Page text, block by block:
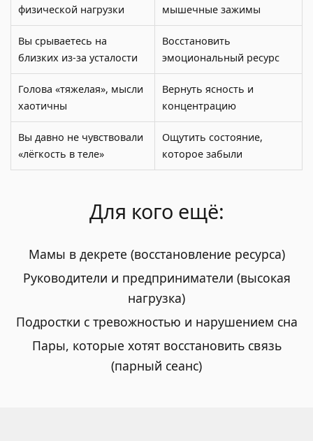
физической нагрузки
мышечные зажимы
Вы срываетесь на
близких из-за усталости
Восстановить
эмоциональный ресурс
Голова «тяжелая», мысли
хаотичны
Вернуть ясность и
концентрацию
Вы давно не чувствовали
«лёгкость в теле»
Ощутить состояние,
которое забыли
Для кого ещё:
Мамы в декрете (восстановление ресурса)
Руководители и предприниматели (высокая
нагрузка)
Подростки с тревожностью и нарушением сна
Пары, которые хотят восстановить связь
(парный сеанс)